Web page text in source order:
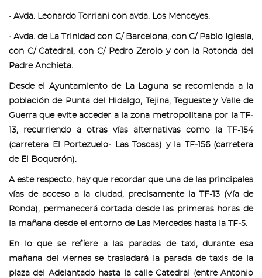
• Avda. Leonardo Torriani con avda. Los Menceyes.
• Avda. de La Trinidad con C/ Barcelona, con C/ Pablo Iglesia,
con C/ Catedral, con C/ Pedro Zerolo y con la Rotonda del
Padre Anchieta.
Desde el Ayuntamiento de La Laguna se recomienda a la
población de Punta del Hidalgo, Tejina, Tegueste y Valle de
Guerra que evite acceder a la zona metropolitana por la TF-
13, recurriendo a otras vías alternativas como la TF-154
(carretera El Portezuelo- Las Toscas) y la TF-156 (carretera
de El Boquerón).
A este respecto, hay que recordar que una de las principales
vías de acceso a la ciudad, precisamente la TF-13 (Vía de
Ronda), permanecerá cortada desde las primeras horas de
la mañana desde el entorno de Las Mercedes hasta la TF-5.
En lo que se refiere a las paradas de taxi, durante esa
mañana del viernes se trasladará la parada de taxis de la
plaza del Adelantado hasta la calle Catedral (entre Antonio